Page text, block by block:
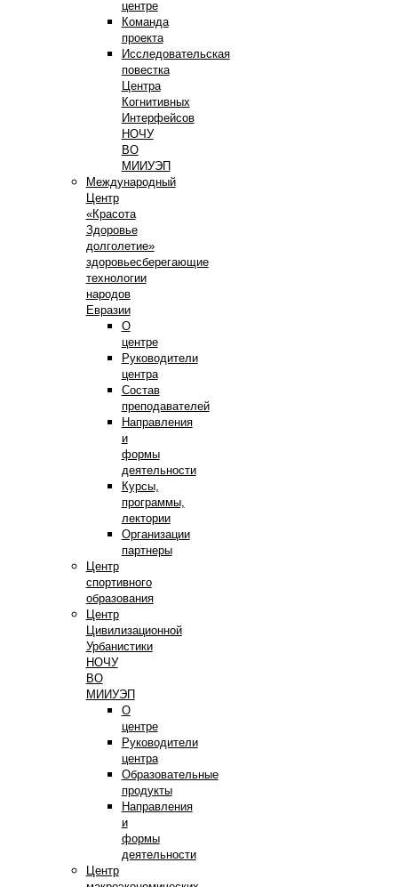
центре
Команда
проекта
Исследовательская
повестка
Центра
Когнитивных
Интерфейсов
НОЧУ
ВО
МИИУЭП
Международный
Центр
«Красота
Здоровье
долголетие»
здоровьесберегающие
технологии
народов
Евразии
О
центре
Руководители
центра
Состав
преподавателей
Направления
и
формы
деятельности
Курсы,
программы,
лектории
Организации
партнеры
Центр
спортивного
образования
Центр
Цивилизационной
Урбанистики
НОЧУ
ВО
МИИУЭП
О
центре
Руководители
центра
Образовательные
продукты
Направления
и
формы
деятельности
Центр